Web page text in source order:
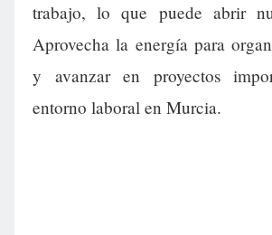
trabajo, lo que puede abrir
Aprovecha la energía para
y avanzar en proyectos
entorno laboral en Murcia.